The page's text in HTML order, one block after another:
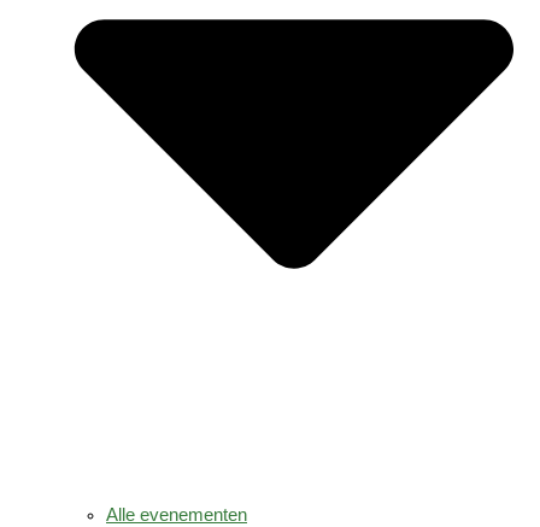
Alle evenementen